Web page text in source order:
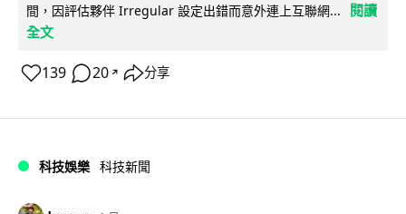
間，因評估夥伴 Irregular 設定出錯而意外連上互聯網...
閱讀
全文
139 20 ↗ 分享
科技娛樂 科技新聞